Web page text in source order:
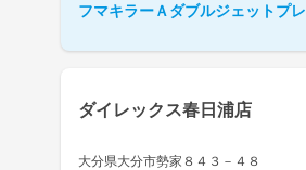
フマキラーＡダブルジェットプ
ダイレックス春日浦店
大分県大分市勢家８４３－４８